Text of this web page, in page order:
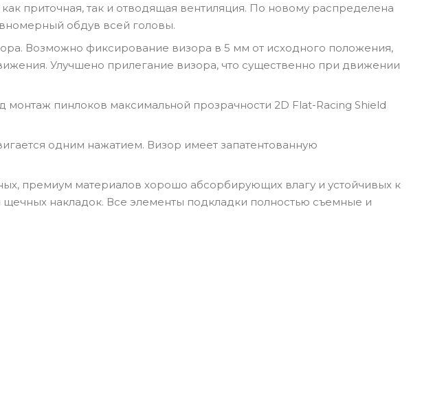
приточная, так и отводящая вентиляция. По новому распределена
обдув всей головы.
Возможно фиксирование визора в 5 мм от исходного положения,
Улучшено прилегание визора, что существенно при движении
пинлоков максимальной прозрачности 2D Flat-Racing Shield
одним нажатием. Визор имеет запатентованную
премиум материалов хорошо абсорбирующих влагу и устойчивых к
накладок. Все элементы подкладки полностью съемные и